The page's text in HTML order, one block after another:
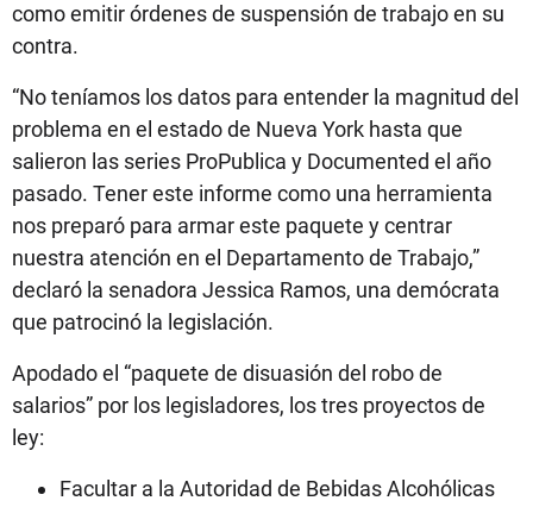
como emitir órdenes de suspensión de trabajo en su
contra.
“No teníamos los datos para entender la magnitud del
problema en el estado de Nueva York hasta que
salieron las series ProPublica y Documented el año
pasado. Tener este informe como una herramienta
nos preparó para armar este paquete y centrar
nuestra atención en el Departamento de Trabajo,”
declaró la senadora Jessica Ramos, una demócrata
que patrocinó la legislación.
Apodado el “paquete de disuasión del robo de
salarios” por los legisladores, los tres proyectos de
ley:
Facultar a la Autoridad de Bebidas Alcohólicas